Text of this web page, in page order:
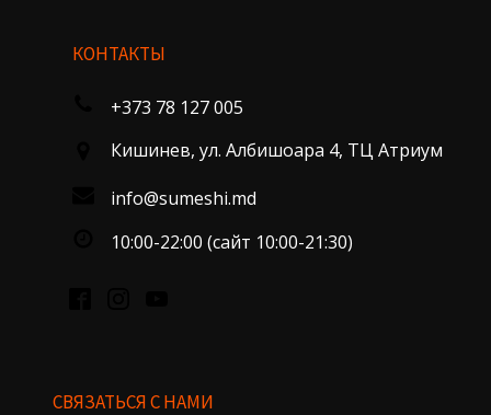
КОНТАКТЫ
+373 78 127 005
Кишинев, ул. Албишоара 4, ТЦ Атриум
info@sumeshi.md
10:00-22:00 (сайт 10:00-21:30)
СВЯЗАТЬСЯ С НАМИ